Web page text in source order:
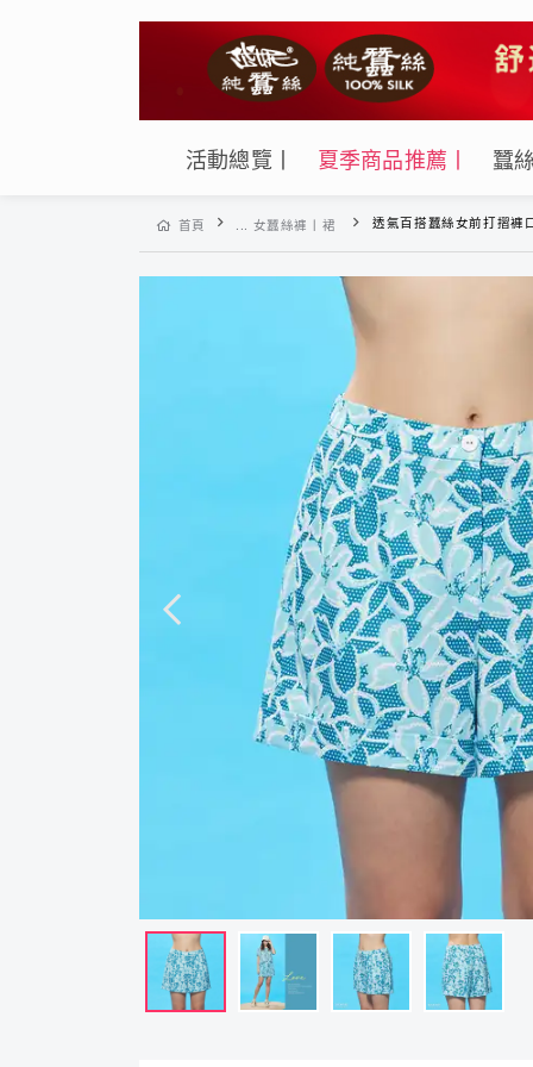
活動總覽丨 夏季商品推薦丨 蠶
首頁 ... 女蠶絲褲丨裙 透氣百搭蠶絲女前打摺褲口剪接休閒短褲-